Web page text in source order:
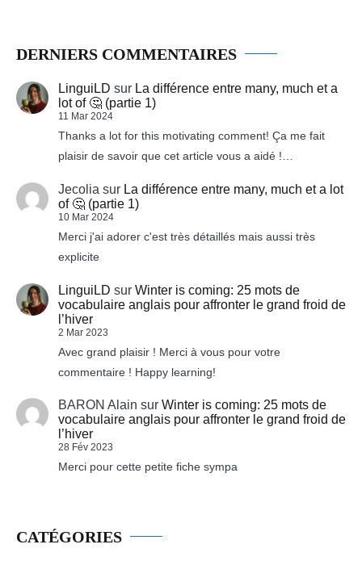
DERNIERS COMMENTAIRES
LinguiLD sur La différence entre many, much et a
lot of 🤔 (partie 1)
11 Mar 2024
Thanks a lot for this motivating comment! Ça me fait
plaisir de savoir que cet article vous a aidé !…
Jecolia sur La différence entre many, much et a lot
of 🤔 (partie 1)
10 Mar 2024
Merci j'ai adorer c'est très détaillés mais aussi très
explicite
LinguiLD sur Winter is coming: 25 mots de
vocabulaire anglais pour affronter le grand froid de
l’hiver
2 Mar 2023
Avec grand plaisir ! Merci à vous pour votre
commentaire ! Happy learning!
BARON Alain sur Winter is coming: 25 mots de
vocabulaire anglais pour affronter le grand froid de
l’hiver
28 Fév 2023
Merci pour cette petite fiche sympa
CATÉGORIES